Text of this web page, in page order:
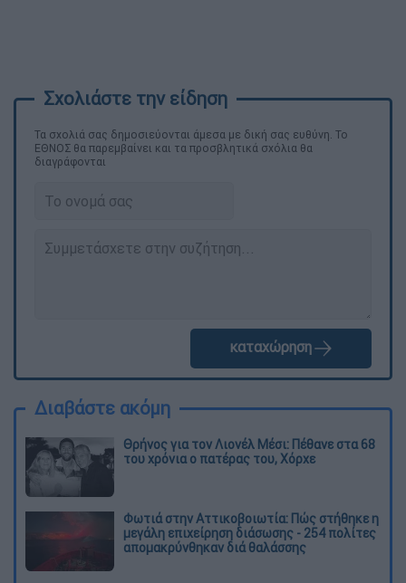
Τα σχολιά σας δημοσιεύονται άμεσα με δική σας ευθύνη. Το
ΕΘΝΟΣ θα παρεμβαίνει και τα προσβλητικά σχόλια θα
διαγράφονται
καταχώρηση
Διαβάστε ακόμη
Θρήνος για τον Λιονέλ Μέσι: Πέθανε στα 68
του χρόνια ο πατέρας του, Χόρχε
Φωτιά στην Αττικοβοιωτία: Πώς στήθηκε η
μεγάλη επιχείρηση διάσωσης - 254 πολίτες
απομακρύνθηκαν διά θαλάσσης